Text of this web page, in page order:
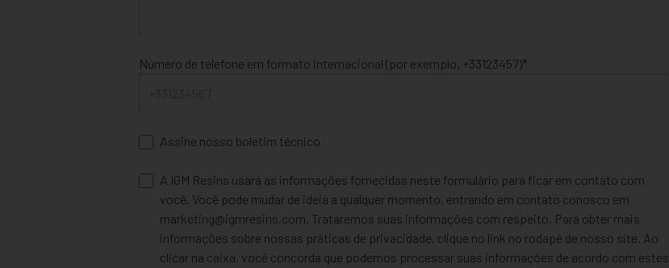
Número de telefone em formato internacional (por exemplo, +33123457)
Assine nosso boletim técnico
A IGM Resins usará as informações fornecidas neste formulário para ficar em contato com
você. Você pode mudar de ideia a qualquer momento, entrando em contato conosco em
marketing@igmresins.com. Trataremos suas informações com respeito. Para obter mais
informações sobre nossas práticas de privacidade, clique no link no rodapé de nosso site. Ao
clicar na caixa, você concorda que podemos processar suas informações de acordo com estes